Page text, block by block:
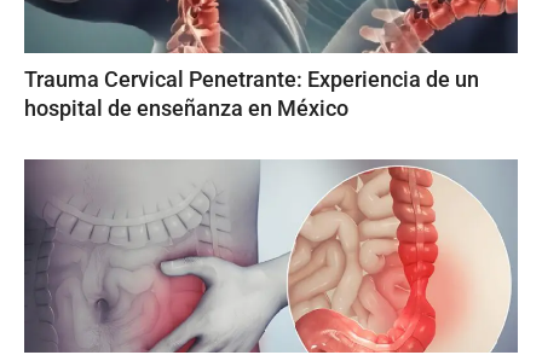
Trauma Cervical Penetrante: Experiencia de un
hospital de enseñanza en México